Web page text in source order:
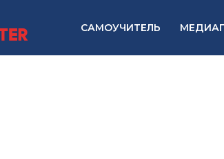
САМОУЧИТЕЛЬ